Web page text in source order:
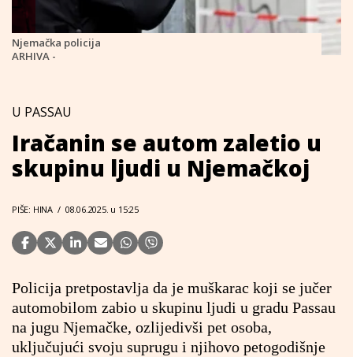
Njemačka policija
ARHIVA -
U PASSAU
Iračanin se autom zaletio u
skupinu ljudi u Njemačkoj
PIŠE: HINA / 08.06.2025. u 15:25
Policija pretpostavlja da je muškarac koji se jučer
automobilom zabio u skupinu ljudi u gradu Passau
na jugu Njemačke, ozlijedivši pet osoba,
uključujući svoju suprugu i njihovo petogodišnje